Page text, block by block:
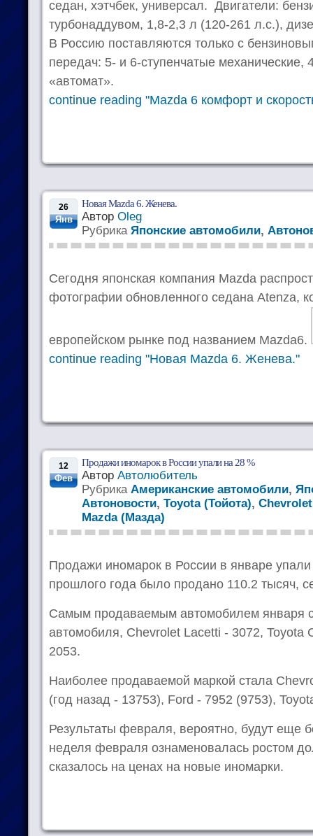
седан, хэтчбек, универсал. Двигатели:
турбонаддувом, 1,8-2,3 л (120-261 л.с.),
В Россию поставляются только с
передач: 5- и 6-ступенчатые механические,
«автомат».
continue reading "Mazda 6 комфорт и
26
Янв
Новая Mazda 6. Женева.
Автор Oleg
Рубрика Японские автомобили,
Сегодня японская компания Mazda
фотографии обновленного седана Atenza,
европейском рынке под названием Mazda6.
continue reading "Новая Mazda 6. Женева."
12
Фев
Продажи иномарок в России упали на 28 %
Автор Автолюбитель
Рубрика Американские автомобили,
Автоновости, Toyota (Тойота),
Mazda (Мазда)
Продажи иномарок в России в январе
прошлого года было продано 110.2 тысяч,
Самым продаваемым автомобилем января
автомобиля, Chevrolet Lacetti - 3072, Toyota
2053.
Наиболее продаваемой маркой стала
(год назад - 13753), Ford - 7952 (9753),
Результаты февраля, вероятно, будут еще
неделя февраля ознаменовалась ростом
сказалось на ценах на новые иномарки.